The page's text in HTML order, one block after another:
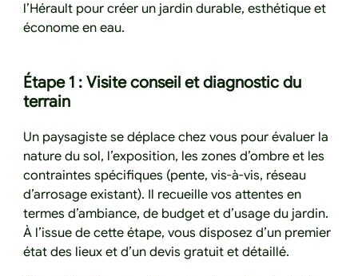
l’Hérault pour créer un jardin durable, esthétique et
économe en eau.
Étape 1 : Visite conseil et diagnostic du
terrain
Un paysagiste se déplace chez vous pour évaluer la
nature du sol, l’exposition, les zones d’ombre et les
contraintes spécifiques (pente, vis-à-vis, réseau
d’arrosage existant). Il recueille vos attentes en
termes d’ambiance, de budget et d’usage du jardin.
À l’issue de cette étape, vous disposez d’un premier
état des lieux et d’un devis gratuit et détaillé.